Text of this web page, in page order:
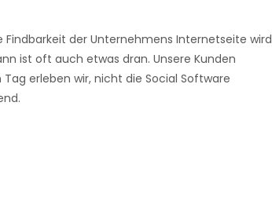
der Unternehmens Internetseite wird
ist oft auch etwas dran. Unsere Kunden
erleben wir, nicht die Social Software